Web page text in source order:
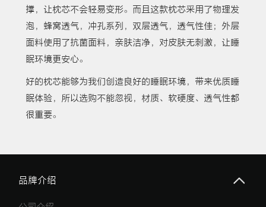
撑，让枕芯不会轻易变形。而且这款枕芯采用了物理发
泡，蜂窝透气，冲孔系列，双层透气，透气性佳；外层
面料使用了抗菌面料，亲肤洁净，对皮肤无刺激，让睡
眠环境更安心。
好的枕芯能够为我们创造良好的睡眠环境，带来优质睡
眠体验，所以选购不能忽视，材质、软硬度、透气性都
很重要。
品牌介绍